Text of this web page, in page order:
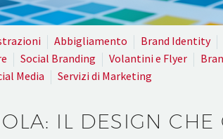
Abbigliamento Brand Identity
Social Branding Volantini e Flyer
Media Servizi di Marketing
IL DESIGN CHE